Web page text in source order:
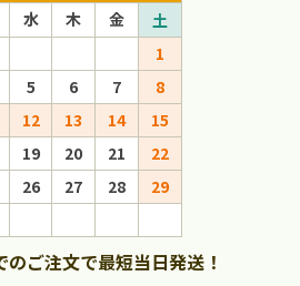
水 木 金
土
1
5 6 7
8
12 13 14
15
19 20 21
22
26 27 28
29
ご注文で最短当日発送！